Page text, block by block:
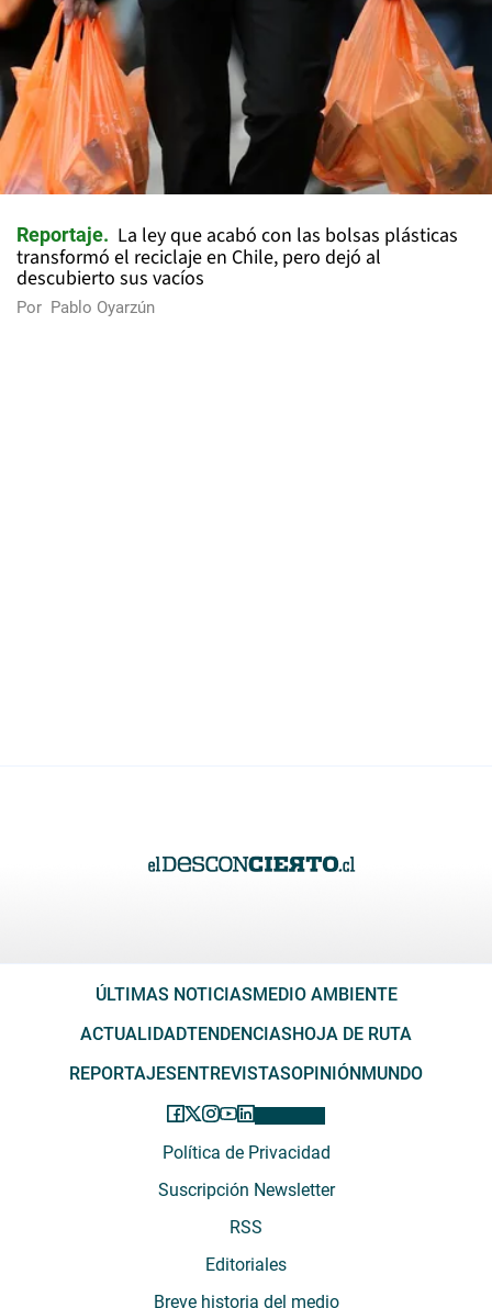
Reportaje
La ley que acabó con las bolsas plásticas
transformó el reciclaje en Chile, pero dejó al
descubierto sus vacíos
Por Pablo Oyarzún
ÚLTIMAS NOTICIASMEDIO AMBIENTE
ACTUALIDADTENDENCIASHOJA DE RUTA
REPORTAJESENTREVISTASOPINIÓNMUNDO
Política de Privacidad
Suscripción Newsletter
RSS
Editoriales
Breve historia del medio